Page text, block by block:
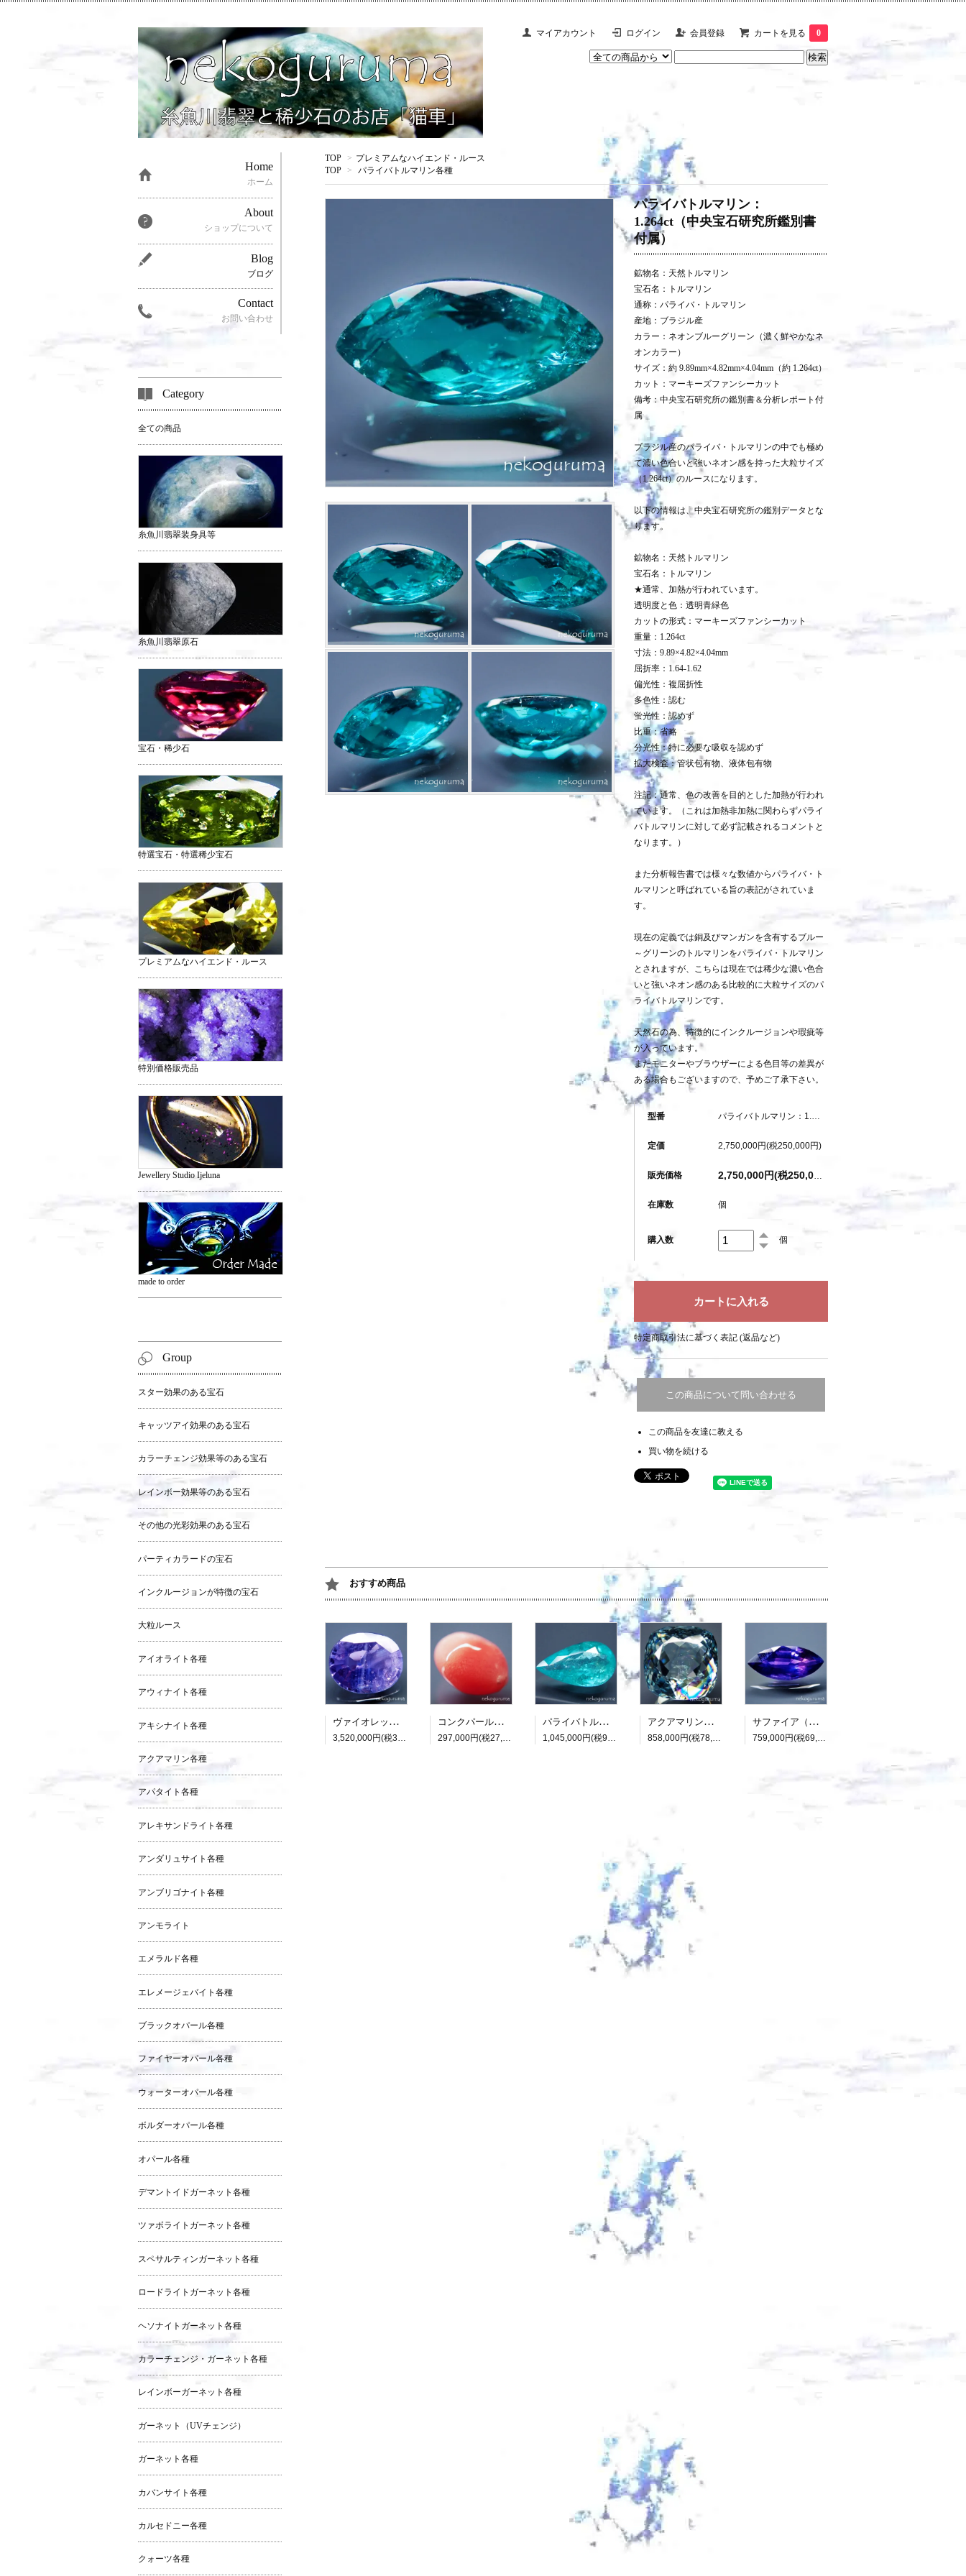
マイアカウント ログイン 会員登録 カートを見る 0
TOP > プレミアムなハイエンド・ルース
TOP
> パライバトルマリン各種
パライバトルマリン：
1.264ct（中央宝石研究所鑑別書
付属）
鉱物名：天然トルマリン
宝石名：トルマリン
通称：パライバ・トルマリン
産地：ブラジル産
カラー：ネオンブルーグリーン（濃く鮮やかなネ
オンカラー）
サイズ：約 9.89mm×4.82mm×4.04mm（約 1.264ct）
カット：マーキーズファンシーカット
備考：中央宝石研究所の鑑別書＆分析レポート付
属
ブラジル産のパライバ・トルマリンの中でも極め
て濃い色合いと強いネオン感を持った大粒サイズ
（1.264ct）のルースになります。
以下の情報は、中央宝石研究所の鑑別データとな
ります。
鉱物名：天然トルマリン
宝石名：トルマリン
★通常、加熱が行われています。
透明度と色：透明青緑色
カットの形式：マーキーズファンシーカット
重量：1.264ct
寸法：9.89×4.82×4.04mm
屈折率：1.64-1.62
偏光性：複屈折性
多色性：認む
蛍光性：認めず
比重：省略
分光性：特に必要な吸収を認めず
拡大検査：管状包有物、液体包有物
注記：通常、色の改善を目的とした加熱が行われ
ています。（これは加熱非加熱に関わらずパライ
バトルマリンに対して必ず記載されるコメントと
なります。）
また分析報告書では様々な数値からパライバ・ト
ルマリンと呼ばれている旨の表記がされていま
す。
現在の定義では銅及びマンガンを含有するブルー
～グリーンのトルマリンをパライバ・トルマリン
とされますが、こちらは現在では稀少な濃い色合
いと強いネオン感のある比較的に大粒サイズのパ
ライバトルマリンです。
天然石の為、特徴的にインクルージョンや瑕疵等
が入っています。
またモニターやブラウザーによる色目等の差異が
ある場合もございますので、予めご了承下さい。
型番 パライバトルマリン：1.264ct（中央宝石研究所鑑別書付属）
定価 2,750,000円(税250,000円)
販売価格
在庫数 個
購入数 個
特定商取引法に基づく表記 (返品など)
この商品について問い合わせる
この商品を友達に教える
買い物を続ける
おすすめ商品
ヴァイオレットサファイア：7.418ct（非加熱：中宝研鑑別書付属）
3,520,000円(税320,000円)
コンクパール：0.990ct（中央宝石研究所鑑別書付属）
297,000円(税27,000円)
パライバトルマリン：3.482ct（中央宝石研究所鑑別書付属）
1,045,000円(税95,000円)
アクアマリン（光彩効果）：15.893ct（中央宝石研究所鑑別書付属）
858,000円(税78,000円)
サファイア（パーティカラード）：2.136ct（非加熱：中宝研鑑別書付属）
759,000円(税69,000円)
Home
ホーム
About
ショップについて
Blog
ブログ
Contact
お問い合わせ
Category
全ての商品
糸魚川翡翠装身具等
糸魚川翡翠原石
宝石・稀少石
特選宝石・特選稀少宝石
プレミアムなハイエンド・ルース
特別価格販売品
Jewellery Studio Ijeluna
made to order
Group
スター効果のある宝石
キャッツアイ効果のある宝石
カラーチェンジ効果等のある宝石
レインボー効果等のある宝石
その他の光彩効果のある宝石
パーティカラードの宝石
インクルージョンが特徴の宝石
大粒ルース
アイオライト各種
アウィナイト各種
アキシナイト各種
アクアマリン各種
アパタイト各種
アレキサンドライト各種
アンダリュサイト各種
アンブリゴナイト各種
アンモライト
エメラルド各種
エレメージェバイト各種
ブラックオパール各種
ファイヤーオパール各種
ウォーターオパール各種
ボルダーオパール各種
オパール各種
デマントイドガーネット各種
ツァボライトガーネット各種
スペサルティンガーネット各種
ロードライトガーネット各種
ヘソナイトガーネット各種
カラーチェンジ・ガーネット各種
レインボーガーネット各種
ガーネット（UVチェンジ）
ガーネット各種
カバンサイト各種
カルセドニー各種
クォーツ各種